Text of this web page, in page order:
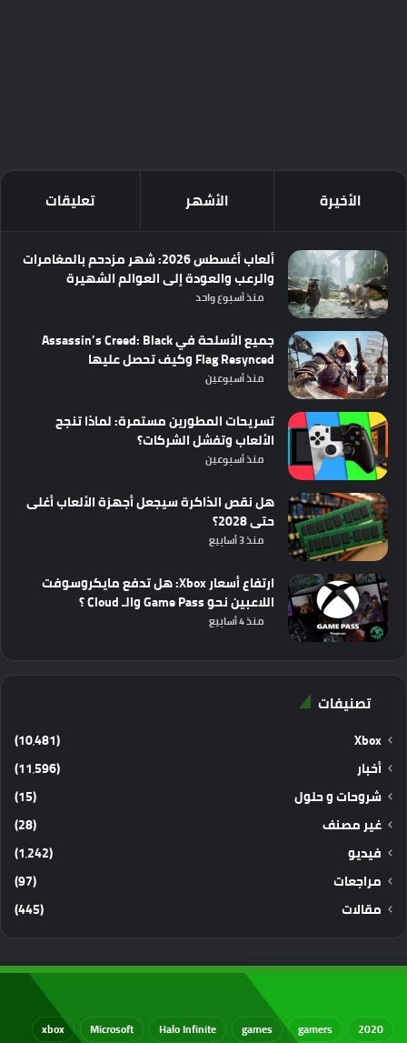
الأخيرة الأشهر تعليقات
ألعاب أغسطس 2026: شهر مزدحم بالمغامرات
والرعب والعودة إلى العوالم الشهيرة
منذ أسبوع واحد
جميع الأسلحة في Assassin’s Creed: Black
Flag Resynced وكيف تحصل عليها
منذ أسبوعين
تسريحات المطورين مستمرة: لماذا تنجح
الألعاب وتفشل الشركات؟
منذ أسبوعين
هل نقص الذاكرة سيجعل أجهزة الألعاب أغلى
حتى 2028؟
منذ 3 أسابيع
ارتفاع أسعار Xbox: هل تدفع مايكروسوفت
اللاعبين نحو Game Pass والـ Cloud ؟
منذ 4 أسابيع
تصنيفات
Xbox
(10٬481)
أخبار
(11٬596)
شروحات و حلول
(15)
غير مصنف
(28)
فيديو
(1٬242)
مراجعات
(97)
مقالات
(445)
2020
gamers
games
Halo Infinite
Microsoft
xbox